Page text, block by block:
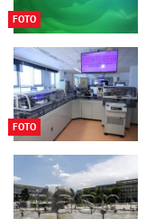
FOTO
FOTO